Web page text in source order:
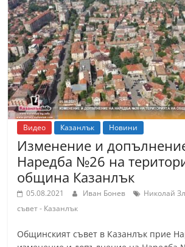
Видео Казанлък Новини
Изменение и
Наредба №26 на
община Казанлък
05.08.2021 Иван Бонев Николай
съвет - Казанлък
Общинският съвет в Казанлък прие